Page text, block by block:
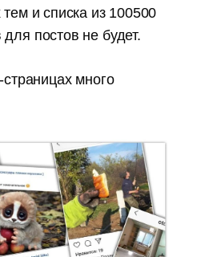
и списка из 100500
постов не будет.
много